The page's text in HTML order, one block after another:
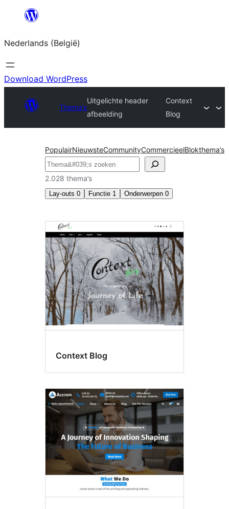
Spring
de
inhoud
Nederlands (België)
Download WordPress
Thema’s
Uitgelichte header
afbeelding
Context
Blog
PopulairNieuwsteCommunityCommercieelBlokthema’s
Zoeken
2.028 thema’s
Lay-outs 0 Functie 1 Onderwerpen 0
Uitgelichte
header
afbeelding
Context Blog